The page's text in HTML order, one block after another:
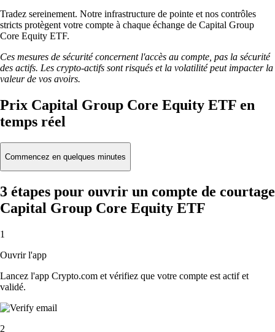
Tradez sereinement. Notre infrastructure de pointe et nos contrôles
stricts protègent votre compte à chaque échange de Capital Group
Core Equity ETF.
Ces mesures de sécurité concernent l'accès au compte, pas la sécurité
des actifs. Les crypto-actifs sont risqués et la volatilité peut impacter la
valeur de vos avoirs.
Prix Capital Group Core Equity ETF en
temps réel
Commencez en quelques minutes
3 étapes pour ouvrir un compte de courtage
Capital Group Core Equity ETF
1
Ouvrir l'app
Lancez l'app Crypto.com et vérifiez que votre compte est actif et
validé.
2